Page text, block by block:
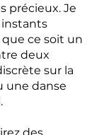
précieux. Je
instants
ce soit un
deux
sur la
une danse